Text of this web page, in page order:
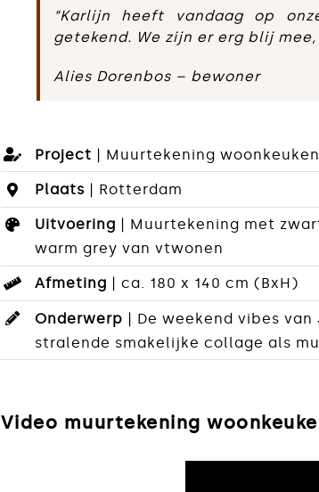
“Karlijn heeft vandaag op
getekend. We zijn er erg blij
Alies Dorenbos – bewoner
Project | Muurtekening woonkeuken
Plaats | Rotterdam
Uitvoering
| Muurtekening met
warm grey van vtwonen
Afmeting | ca. 180 x 140 cm (BxH)
Onderwerp | De weekend vibes
stralende smakelijke collage als
Video muurtekening